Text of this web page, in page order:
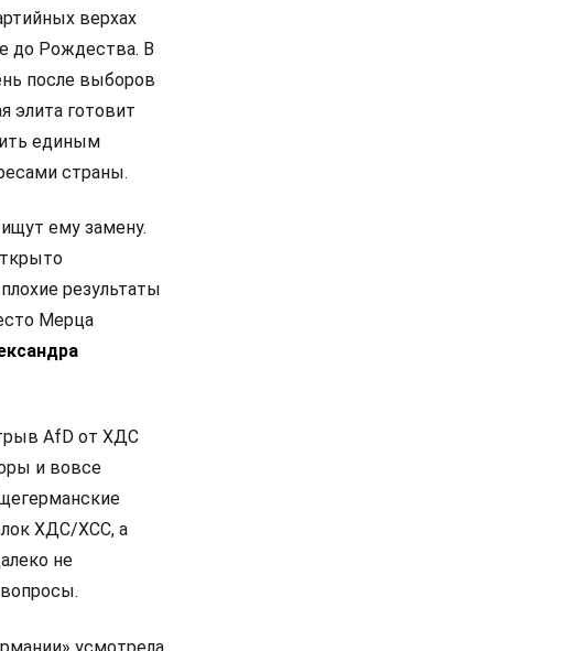
верхах
до Рождества. В
после выборов
элита готовит
единым
страны.
ему замену.
результаты
Мерца
AfD от ХДС
и вовсе
ХДС/ХСС, а
не